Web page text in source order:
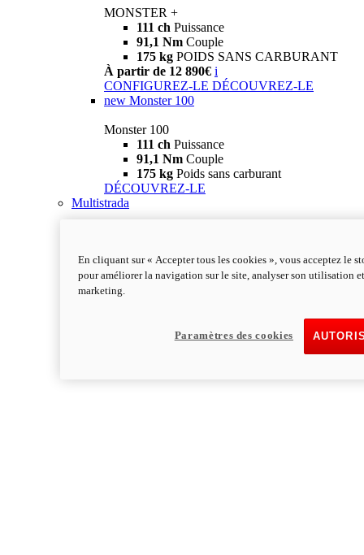
MONSTER +
111 ch Puissance
91,1 Nm Couple
175 kg POIDS SANS CARBURANT
À partir de 12 890€ i
CONFIGUREZ-LE DÉCOUVREZ-LE
new Monster 100
Monster 100
111 ch Puissance
91,1 Nm Couple
175 kg Poids sans carburant
DÉCOUVREZ-LE
Multistrada
En cliquant sur « Accepter tous les cookies », vous acceptez le
pour améliorer la navigation sur le site, analyser son utilisation
marketing.
Paramètres des cookies